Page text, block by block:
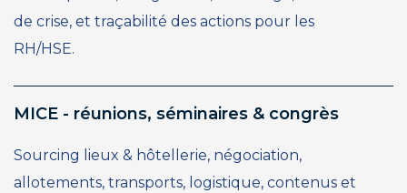
de crise, et traçabilité des actions pour les
RH/HSE.
MICE - réunions, séminaires & congrès
Sourcing lieux & hôtellerie, négociation,
allotements, transports, logistique, contenus et